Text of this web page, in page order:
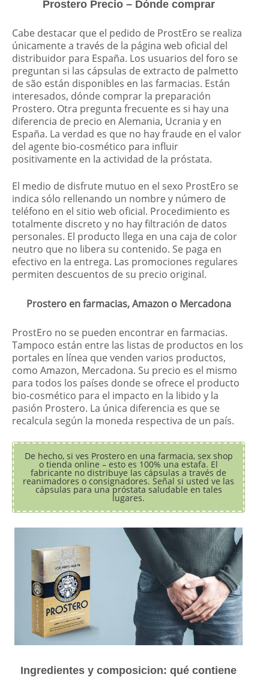
Prostero Precio – Dónde comprar
Cabe destacar que el pedido de ProstEro se realiza
únicamente a través de la página web oficial del
distribuidor para España. Los usuarios del foro se
preguntan si las cápsulas de extracto de palmetto
de são están disponibles en las farmacias. Están
interesados, dónde comprar la preparación
Prostero. Otra pregunta frecuente es si hay una
diferencia de precio en Alemania, Ucrania y en
España. La verdad es que no hay fraude en el valor
del agente bio-cosmético para influir
positivamente en la actividad de la próstata.
El medio de disfrute mutuo en el sexo ProstEro se
indica sólo rellenando un nombre y número de
teléfono en el sitio web oficial. Procedimiento es
totalmente discreto y no hay filtración de datos
personales. El producto llega en una caja de color
neutro que no libera su contenido. Se paga en
efectivo en la entrega. Las promociones regulares
permiten descuentos de su precio original.
Prostero en farmacias, Amazon o Mercadona
ProstEro no se pueden encontrar en farmacias.
Tampoco están entre las listas de productos en los
portales en línea que venden varios productos,
como Amazon, Mercadona. Su precio es el mismo
para todos los países donde se ofrece el producto
bio-cosmético para el impacto en la libido y la
pasión Prostero. La única diferencia es que se
recalcula según la moneda respectiva de un país.
De hecho, si ves Prostero en una farmacia, sex shop
o tienda online – esto es 100% una estafa. El
fabricante no distribuye las cápsulas a través de
reanimadores o consignadores. Señal si usted ve las
cápsulas para una próstata saludable en tales
lugares.
Ingredientes y composicion: qué contiene